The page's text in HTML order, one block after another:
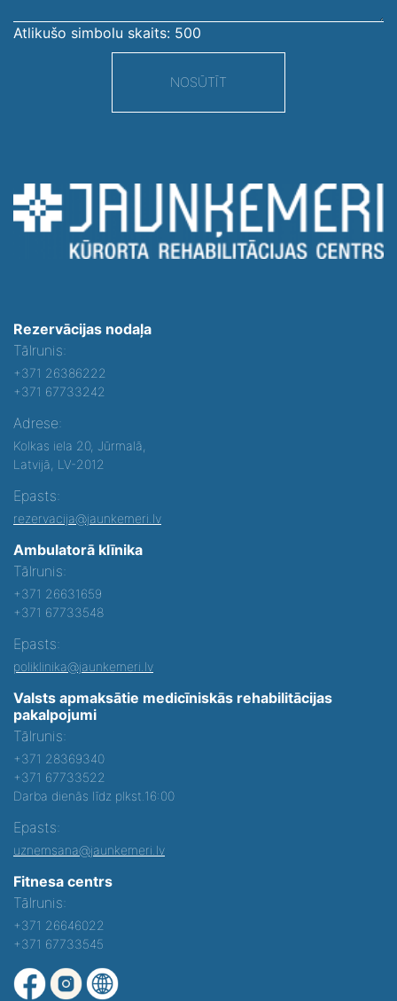
Atlikušo simbolu skaits: 500
NOSŪTĪT
Rezervācijas nodaļa
Tālrunis:
+371 26386222
+371 67733242
Adrese:
Kolkas iela 20, Jūrmalā,
Latvijā, LV-2012
Epasts:
rezervacija@jaunkemeri.lv
Ambulatorā klīnika
Tālrunis:
+371 26631659
+371 67733548
Epasts:
poliklinika@jaunkemeri.lv
Valsts apmaksātie medicīniskās rehabilitācijas
pakalpojumi
Tālrunis:
+371 28369340
+371 67733522
Darba dienās līdz plkst.16:00
Epasts:
uznemsana@jaunkemeri.lv
Fitnesa centrs
Tālrunis:
+371 26646022
+371 67733545